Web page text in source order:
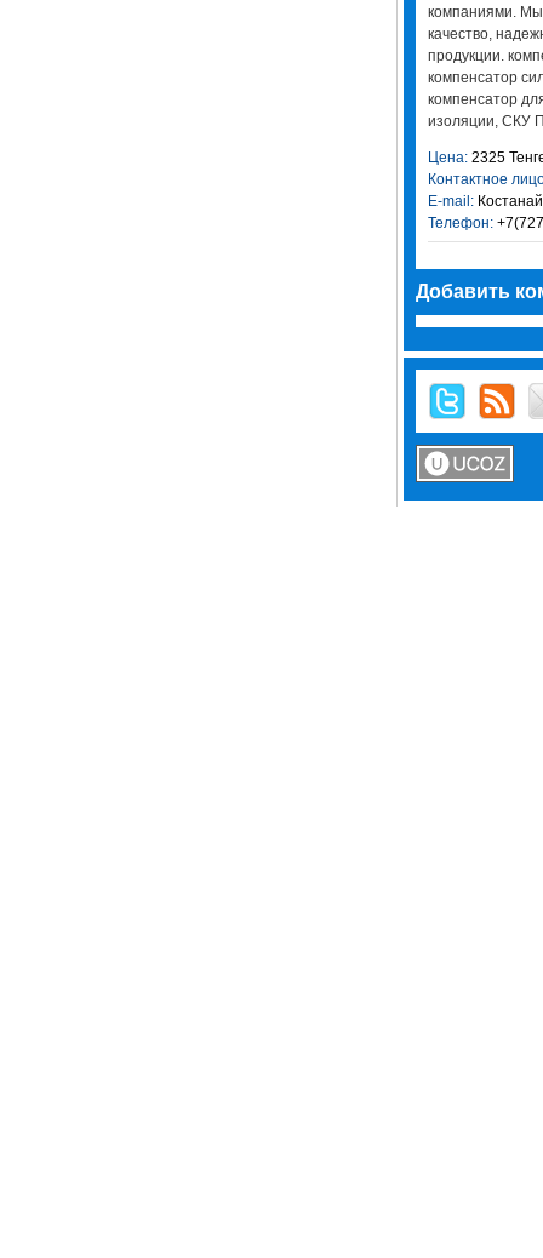
компаниями. Мы
качество,
продукции.
компенсатор
компенсатор
изоляции, СКУ
Цена:2325
Контактное
E-mail:Костанай
Телефон:
Добавить